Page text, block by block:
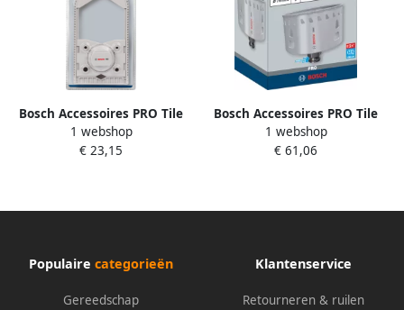
Bosch Accessoires PRO Tile
PC Plus centreergeleider
voor gatzagen 2608901574
1 webshop
€ 23,15
Bosch Accessoires PRO Tile
PC Plus gatzaag | 76 mm |
HS 2608901571
1 webshop
€ 61,06
Populaire categorieën
Gereedschap
Klantenservice
Retourneren & ruilen